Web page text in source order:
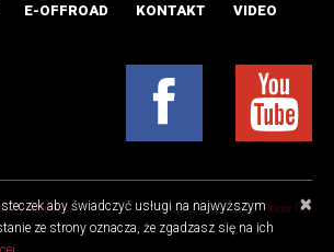
E-OFFROAD KONTAKT VIDEO
prywatności Projekt i realizacja:Show Off
×
aby świadczyć usługi na najwyższym
ze strony oznacza, że zgadzasz się na ich